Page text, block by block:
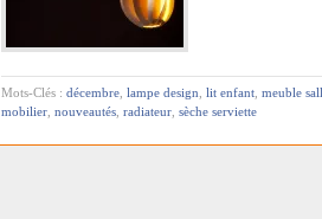
Mots-Clés : décembre lampe design lit enfant meuble
mobilier nouveautés radiateur sèche serviette